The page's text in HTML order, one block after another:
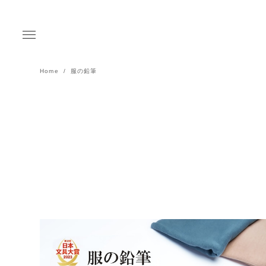
Home 服の鉛筆